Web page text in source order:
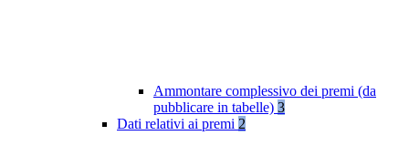
Ammontare complessivo dei premi (da
pubblicare in tabelle) 3
Dati relativi ai premi 2